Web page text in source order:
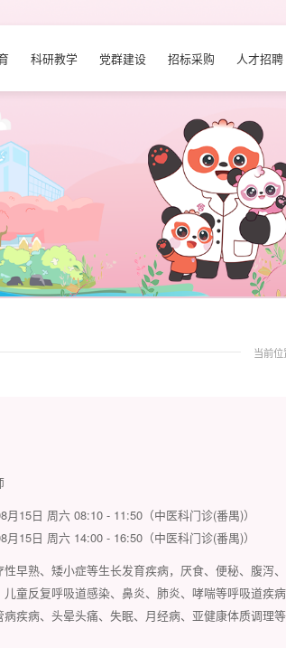
科研教学 党群建设 招标采购 人才招聘
当前位
月15日 周六 08:10 - 11:50（中医科门诊(番禺)）
月15日 周六 14:00 - 16:50（中医科门诊(番禺)）
性早熟、矮小症等生长发育疾病，厌食、便秘、腹泻
儿童反复呼吸道感染、鼻炎、肺炎、哮喘等呼吸道疾病
疾病、头晕头痛、失眠、月经病、亚健康体质调理等